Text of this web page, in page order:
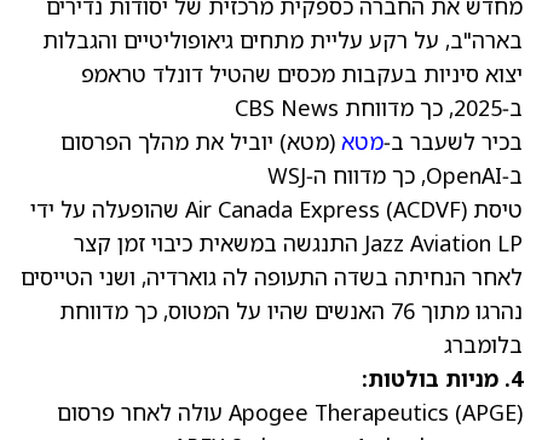
בארה"ב, על רקע עליית מתחים גיאופוליטיים והגבלות
יצוא סיניות בעקבות מכסים שהטיל דונלד טראמפ
ב‑2025, כך מדווחת CBS News
בכיר לשעבר ב‑מטא (מטא) יוביל את מהלך הפרסום
ב‑OpenAI, כך מדווח ה‑WSJ
טיסת Air Canada Express
(ACDVF
) שהופעלה על ידי
Jazz Aviation LP התנגשה במשאית כיבוי זמן קצר
לאחר הנחיתה בשדה התעופה לה גוארדיה, ושני הטייסים
נהרגו מתוך 76 האנשים שהיו על המטוס, כך מדווחת
בלומברג
4. מניות בולטות:
Apogee Therapeutics (APGE) עולה לאחר
פרסום